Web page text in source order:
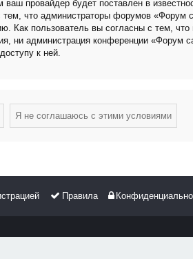
провайдер будет поставлен в
что администраторы форумов «Форум
Как пользователь вы согласны с тем,
ни администрация конференции «Форум
к ней.
Правила